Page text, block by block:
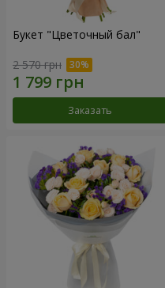
Букет "Цветочный бал"
2 570 грн
Заказать